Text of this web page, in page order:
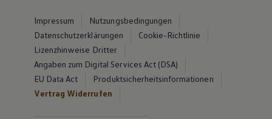
Impressum
Nutzungsbedingungen
Datenschutzerklärungen
Cookie-Richtlinie
Lizenzhinweise Dritter
Angaben zum Digital Services Act (DSA)
EU Data Act
Produktsicherheitsinformationen
Vertrag Widerrufen